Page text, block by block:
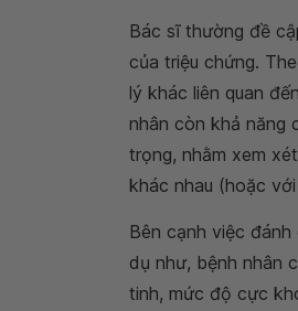
Bác sĩ thường đề
của triệu chứng.
lý khác liên quan
nhân còn khả năng
trọng, nhằm xem
khác nhau (hoặc
Bên cạnh việc
dụ như, bệnh nhân
tinh, mức độ cực